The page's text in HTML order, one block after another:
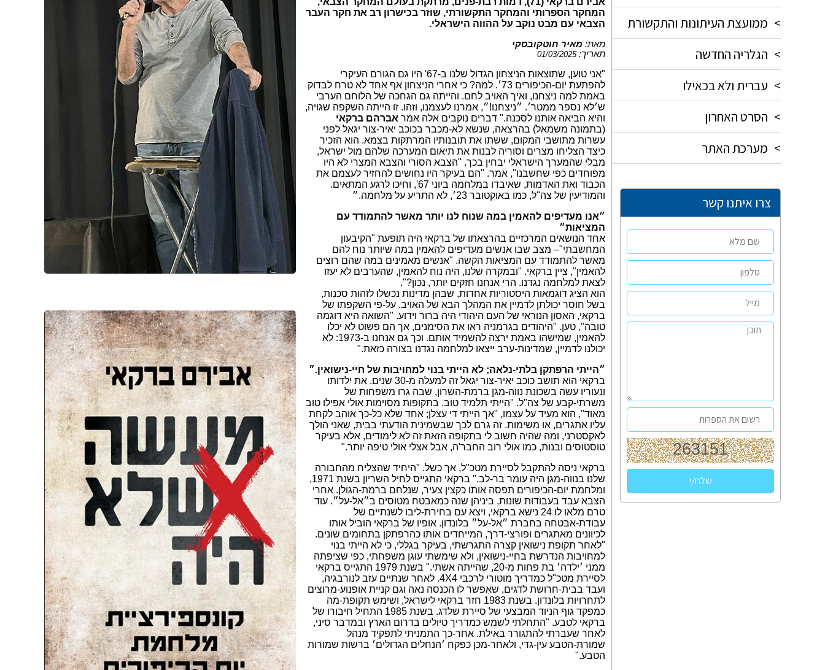
> ממועצת העיתונות והתקשורת
> הגלריה החדשה
> עברית ולא בכאילו
> הסרט האחרון
> מערכת האתר
צרו איתנו קשר
המחקר הספרותי והמחקר התקשורתי, שוזר בכישרון רב את חקר העבר
הצבאי עם מבט נוקב על ההווה הישראלי.
מאת: מאיר חוטקובסקי
תאריך: 01/03/2025
"אני טוען, שתוצאות הניצחון הגדול שלנו ב-67' היו גם הגורם העיקרי
להפתעת יום-הכיפורים 73׳. למה? כי אחרי הניצחון אף אחד לא טרח לבדוק
באמת למה ניצחנו, ואיך האויב לחם. והייתה גם הגחכה של הלוחם הערבי
ש׳לא נספר ממטר׳. ״ניצחנו!״, אמרנו לעצמנו, וזהו. זו הייתה השקפה שגויה,
והיא הביאה אותנו לסכנה." דברים נוקבים אלה אמר אברהם ברקאי
(בתמונה משמאל) בהרצאה, שנשא לא-מכבר בכוכב יאיר-צור יגאל לפני
עשרות מתושבי המקום, ששתו את תובנותיו המרתקות בצמא. הוא הזכיר
כיצד הצליחו מצרים וסוריה לבנות את תיאום המערכה שלהם מול ישראל,
מבלי שהמערך הישראלי יבחין בכך. "הצבא הסורי והצבא המצרי לא היו
מפוחדים כפי שחשבנו", אמר. "הם בעיקר היו נחושים להחזיר לעצמם את
הכבוד ואת האדמות, שאיבדו במלחמה ביוני 67', וחיכו לרגע המתאים.
והמודיעין של צה"ל, כמו באוקטובר 23׳, לא התריע על מלחמה.״
״אנו מעדיפים להאמין במה שנוח לנו יותר מאשר להתמודד עם
המציאות״
אחד הנושאים המרכזיים בהרצאתו של ברקאי היה תופעת "הקיבעון
המחשבתי"– מצב שבו אנשים מעדיפים להאמין במה שיותר נוח להם
מאשר להתמודד עם המציאות הקשה. "אנשים מאמינים במה שהם רוצים
להאמין", ציין ברקאי. "ובמקרה שלנו, היה נוח להאמין, שהערבים לא יעזו
לצאת למלחמה נגדנו. הרי אנחנו חזקים יותר, נכון?".
הוא הציג דוגמאות היסטוריות אחדות, שבהן מדינות נכשלו לזהות סכנות,
בשל חוסר יכולתן לדמיין את המהלך הבא של האויב. על-פי השקפתו של
ברקאי, האסון הנוראי של העם היהודי היה ברור וידוע. "השואה היא דוגמה
טובה", טען. "היהודים בגרמניה ראו את הסימנים, אך הם פשוט לא יכלו
להאמין, שמישהו באמת ירצה להשמיד אותם. וכך גם אנחנו ב-1973: לא
יכולנו לדמיין, שמדינות-ערב ייצאו למלחמה נגדנו בצורה כזאת."
״הייתי הרפתקן בלתי-נלאה; לא הייתי בנוי למחויבות של חיי-נישואין.״
ברקאי הוא תושב כוכב יאיר-צור יגאל זה למעלה מ-30 שנים. את ילדותו
ונעוריו עשה בשכונת נווה-מגן ברמת-השרון, שבה גרו משפחות של
משרתי-קבע של צה"ל. "הייתי תלמיד טוב. בתקופות מסוימות אולי אפילו טוב
מאוד", הוא מעיד על עצמו, "אך הייתי די עצלן; אחד שלא כל-כך אוהב לקחת
עליו אתגרים, או משימות. זה גרם לכך שבשמינית הודעתי בבית, שאני הולך
לאקסטרני, ומה שהיה חשוב לי בתקופה הזאת זה לא לימודים, אלא בעיקר
טוסטוסים ובנות, כמו אולי רוב החבר'ה, אבל אצלי אולי טיפה יותר."
ברקאי ניסה להתקבל לסיירת מטכ"ל, אך כשל. "היחיד שהצליח מהחבורה
שלנו בנווה-מגן היה עומר בר-לב." ברקאי התגייס לחיל השריון בשנת 1971,
ומלחמת יום-הכיפורים תפסה אותו כקצין צעיר, שנלחם ברמת-הגולן. אחרי
הצבא עבד בעבודות שונות, ביניהן שנה כמאבטח מטוסים ב״אל-על״. עוד
טרם מלאו לו 24 נישא ברקאי, ויצא עם בחירת-ליבו לשנתיים של
עבודת-אבטחה בחברת ״אל-על״ בלונדון. אופיו של ברקאי הוביל אותו
לכיוונים מאתגרים ופורצי-דרך, המייחדים אותו כהרפתקן בתחומים שונים.
"לאחר תקופת נישואין קצרה התגרשתי, בעיקר בגללי, כי לא הייתי בנוי
למחויבות הנדרשת בחיי-נישואין, ולא שימשתי עוגן משפחתי, כפי שציפתה
ממני ׳ילדה׳ בת פחות מ-20, שהייתה אשתי." בשנת 1979 התגייס ברקאי
לסיירת מטכ"ל כמדריך מוטורי לרכבי 4
X
4. לאחר שנתיים עזב לנורבגיה,
ועבד בבית-חרושת לדגים, שאִפשר לו הכנסה נאה וגם קניית אופנוע-מרוצים
לתחרויות בלונדון. בשנת 1983 חזר ברקאי לישראל, ושימש תקופת-מה
כמפקד גוף הניוד המבצעי של סיירת שלדג. בשנת 1985 התחיל חיבורו של
ברקאי לטבע. "התחלתי לשמש כמדריך טיולים בדרום הארץ ובמדבר סיני,
לאחר שעברתי להתגורר באילת. אחר-כך התמניתי לתפקיד מנהל
שמורת-הטבע עין-גדי, ולאחר-מכן כפקח ׳הנחלים הגדולים׳ ברשות שמורות
הטבע."